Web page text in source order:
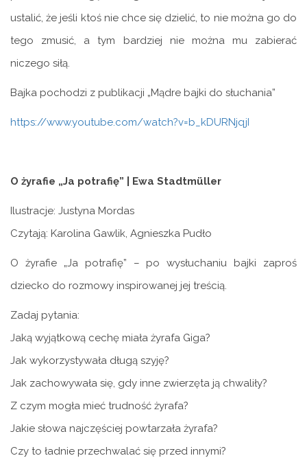
ustalić, że jeśli ktoś nie chce się dzielić, to nie można go do
tego zmusić, a tym bardziej nie można mu zabierać
niczego siłą.
Bajka pochodzi z publikacji „Mądre bajki do słuchania”
https://www.youtube.com/watch?v=b_kDURNjqjI
O żyrafie „Ja potrafię” | Ewa Stadtmüller
Ilustracje: Justyna Mordas
Czytają: Karolina Gawlik, Agnieszka Pudło
O żyrafie „Ja potrafię” – po wysłuchaniu bajki zaproś
dziecko do rozmowy inspirowanej jej treścią.
Zadaj pytania:
Jaką wyjątkową cechę miała żyrafa Giga?
Jak wykorzystywała długą szyję?
Jak zachowywała się, gdy inne zwierzęta ją chwaliły?
Z czym mogła mieć trudność żyrafa?
Jakie słowa najczęściej powtarzała żyrafa?
Czy to ładnie przechwalać się przed innymi?